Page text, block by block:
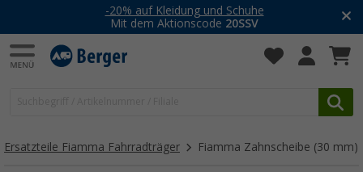
-20% auf Kleidung und Schuhe
Mit dem Aktionscode 20SSV
Ersatzteile Fiamma Fahrradträger Fiamma Zahnscheibe (30 mm)